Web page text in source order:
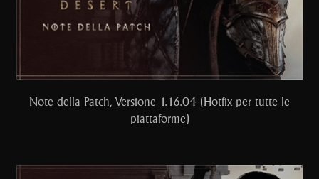
Note della Patch, Versione 1.16.04 (Hotfix per tutte le
piattaforme)